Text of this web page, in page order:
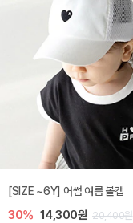
[SIZE ~6Y] 어썸 여름 볼캡
30% 14,300원 20,400원